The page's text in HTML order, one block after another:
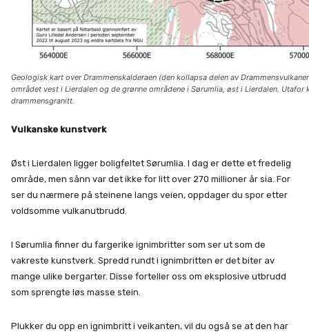
Geologisk kart over Drammenskalderaen (den kollapsa delen av
området vest i Lierdalen og de grønne områdene i Sørumlia, øst i Lierdalen.
drammensgranitt.
Vulkanske kunstverk
Øst i Lierdalen ligger boligfeltet Sørumlia. I dag er dette et fredelig
område, men sånn var det ikke for litt over 270 millioner år sia. For
ser du nærmere på steinene langs veien, oppdager du spor etter
voldsomme vulkanutbrudd.
I Sørumlia finner du fargerike ignimbritter som ser ut som de
vakreste kunstverk. Spredd rundt i ignimbritten er det biter av
mange ulike bergarter. Disse forteller oss om eksplosive utbrudd
som sprengte løs masse stein.
Plukker du opp en ignimbritt i veikanten, vil du også se at den har